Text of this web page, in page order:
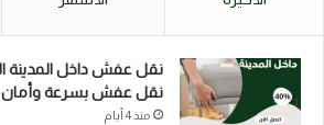
نقل عفش بسرعة وأمان
منذ 4 أيام